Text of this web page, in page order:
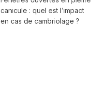
canicule : quel est l’impact
en cas de cambriolage ?